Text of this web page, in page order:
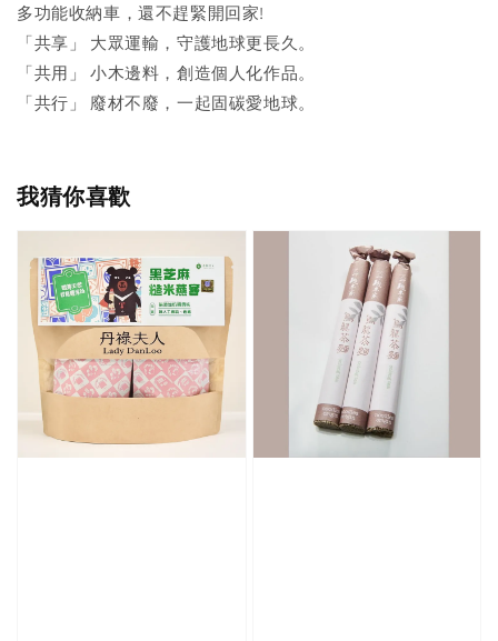
多功能收納車，還不趕緊開回家!
「共享」 大眾運輸，守護地球更長久。
「共用」 小木邊料，創造個人化作品。
「共行」 廢材不廢，一起固碳愛地球。
我猜你喜歡